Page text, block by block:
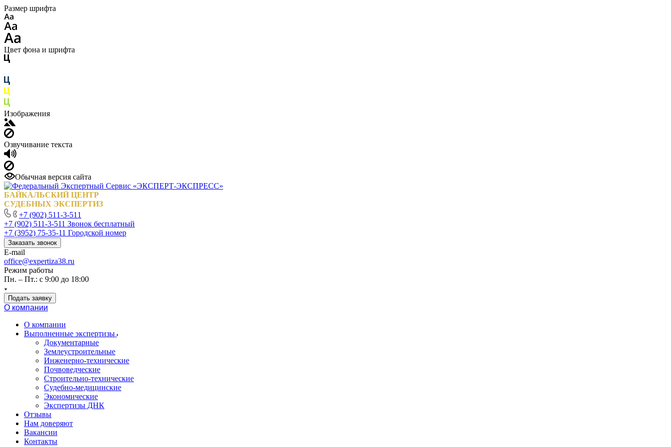
Размер шрифта
Цвет фона и шрифта
Изображения
Озвучивание текста
Обычная версия сайта
БАЙКАЛЬСКИЙ ЦЕНТР
СУДЕБНЫХ ЭКСПЕРТИЗ
+7 (902) 511-3-511
+7 (902) 511-3-511 Звонок бесплатный
+7 (3952) 75-35-11 Городской номер
Заказать звонок
E-mail
office@expertiza38.ru
Режим работы
Пн. – Пт.: с 9:00 до 18:00
Подать заявку
О компании
О компании
Выполненные экспертизы
Документарные
Землеустроительные
Инженерно-технические
Почвоведческие
Строительно-технические
Судебно-медицинские
Экономические
Экспертизы ДНК
Отзывы
Нам доверяют
Вакансии
Контакты